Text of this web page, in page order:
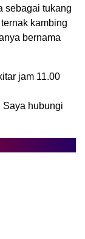
sebagai tukang
kambing
bernama
jam 11.00
Saya hubungi